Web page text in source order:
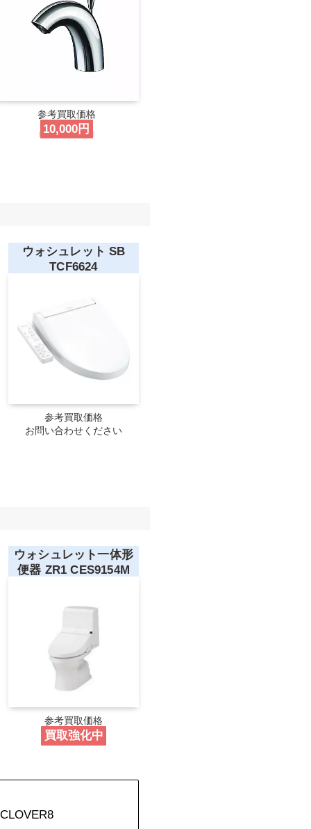
参考買取価格
10,000円
ウォシュレット SB
TCF6624
参考買取価格
お問い合わせください
ウォシュレット一体形
便器 ZR1 CES9154M
参考買取価格
買取強化中